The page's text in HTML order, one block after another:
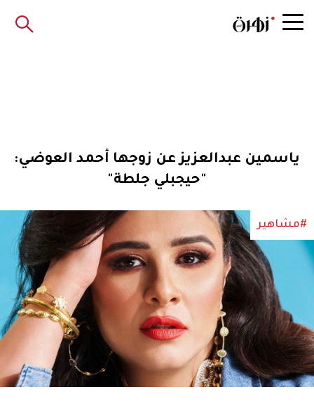
ياسمين عبدالعزيز عن زوجها أحمد العوضي:
"حيجبلي جلطة"
#مشاهير